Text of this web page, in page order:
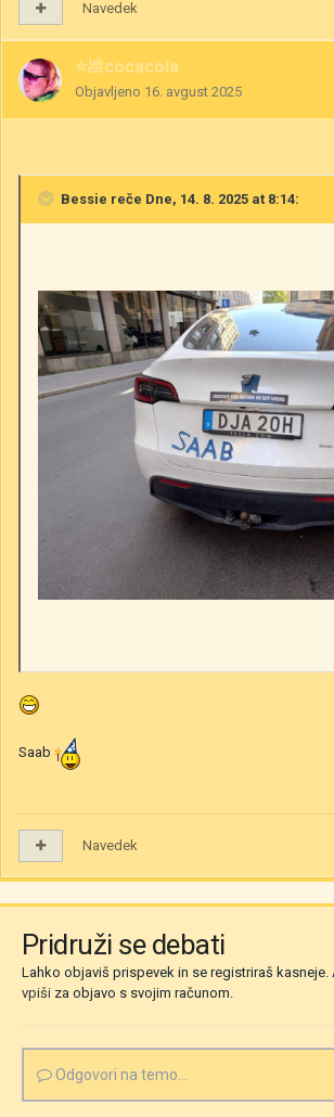
Navedek
⭐💩cocacola
Objavljeno 16. avgust 2025
Bessie reče Dne, 14. 8. 2025 at 8:14:
Saab
Navedek
Pridruži se debati
Lahko objaviš prispevek in se registriraš kasneje.
vpiši za objavo s svojim računom.
Odgovori na temo...